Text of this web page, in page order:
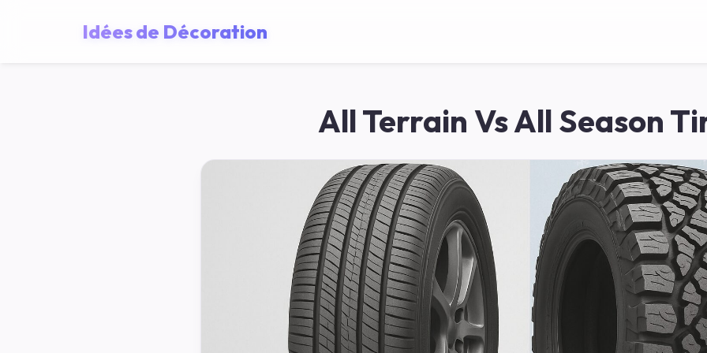
Idées de Décoration
All Terrain Vs All Season